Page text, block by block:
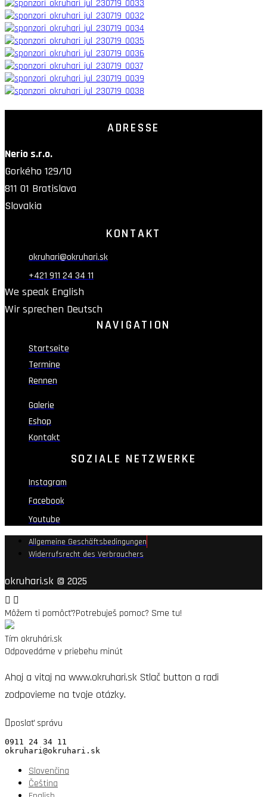
ADRESSE
Nerio s.r.o.
Gorkého 129/10
811 01 Bratislava
Slovakia
KONTAKT
okruhari@okruhari.sk
+421 911 24 34 11
We speak English
Wir sprechen Deutsch
NAVIGATION
Startseite
Termine
Rennen
Galerie
Eshop
Kontakt
SOZIALE NETZWERKE
Instagram
Facebook
Youtube
Allgemeine Geschäftsbedingungen
Widerrufsrecht des Verbrauchers
okruhari.sk © 2025
Môžem ti pomôcť?Potrebuješ pomoc? Sme tu!
Tím okruhári.sk
Odpovedáme v priebehu minút
Ahoj a vitaj na www.okruhari.sk Stlač button a radi
zodpovieme na tvoje otázky.
poslať správu
0911 24 34 11
okruhari@okruhari.sk
Slovenčina
Čeština